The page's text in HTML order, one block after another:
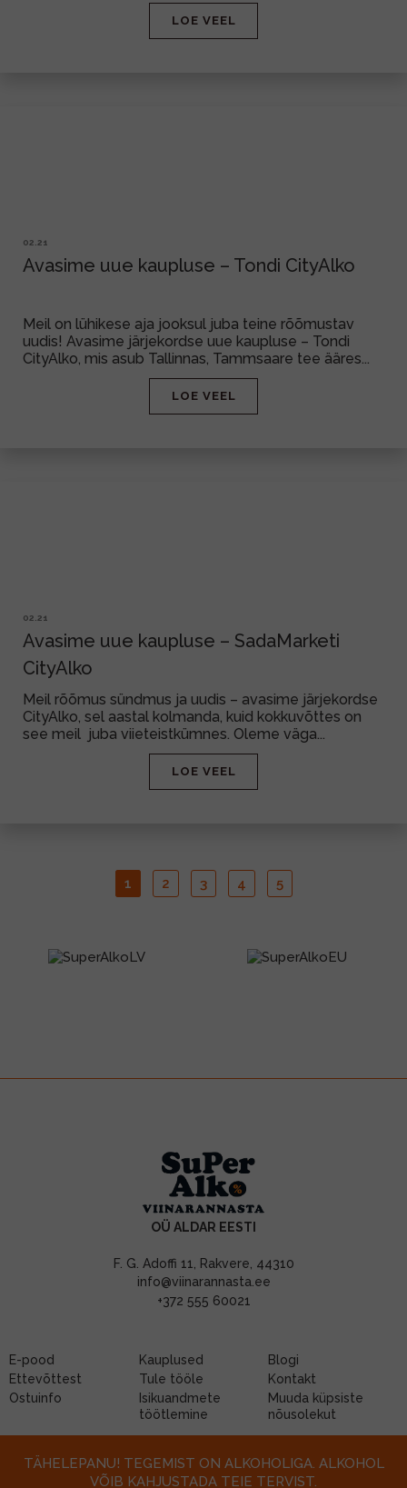
LOE VEEL
02.21
Avasime uue kaupluse – Tondi CityAlko
Meil on lühikese aja jooksul juba teine rõõmustav
uudis! Avasime järjekordse uue kaupluse – Tondi
CityAlko, mis asub Tallinnas, Tammsaare tee ääres...
LOE VEEL
02.21
Avasime uue kaupluse – SadaMarketi
CityAlko
Meil rõõmus sündmus ja uudis – avasime järjekordse
CityAlko, sel aastal kolmanda, kuid kokkuvõttes on
see meil juba viieteistkümnes. Oleme väga...
LOE VEEL
1 2 3 4 5
OÜ ALDAR EESTI
F. G. Adoffi 11, Rakvere, 44310
info@viinarannasta.ee
+372 555 60021
E-pood Kauplused
Blogi
Ettevõttest
Tule tööle
Kontakt
Ostuinfo
Isikuandmete
töötlemine
Muuda küpsiste
nõusolekut
TÄHELEPANU! TEGEMIST ON ALKOHOLIGA. ALKOHOL
VÕIB KAHJUSTADA TEIE TERVIST.